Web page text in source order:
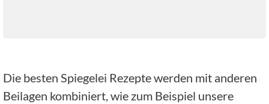
Die besten Spiegelei Rezepte werden mit anderen
Beilagen kombiniert, wie zum Beispiel unsere